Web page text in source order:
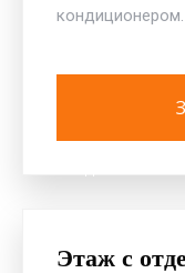
кондиционером.
Этаж с